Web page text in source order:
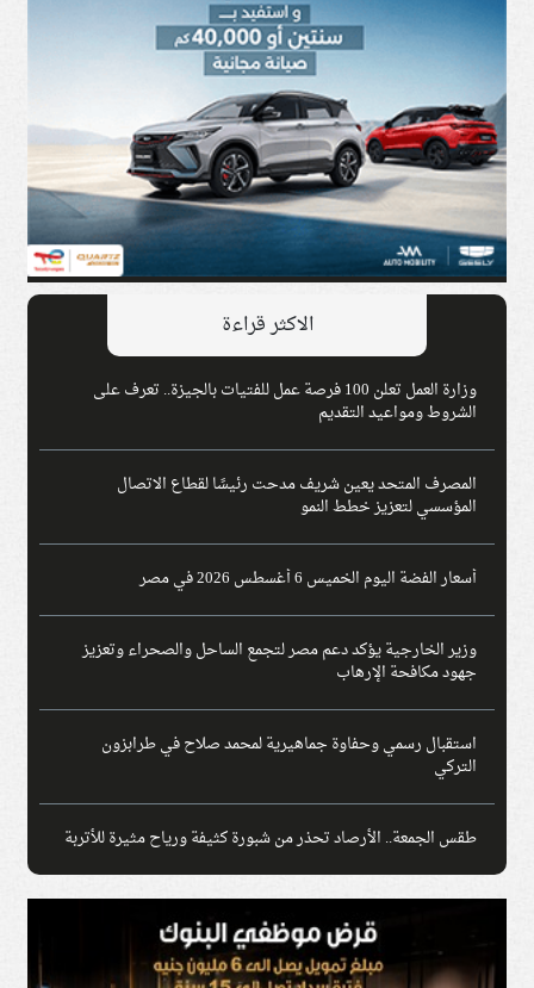
الاكثر قراءة
وزارة العمل تعلن 100 فرصة عمل للفتيات بالجيزة.. تعرف على
الشروط ومواعيد التقديم
المصرف المتحد يعين شريف مدحت رئيسًا لقطاع الاتصال
المؤسسي لتعزيز خطط النمو
أسعار الفضة اليوم الخميس 6 أغسطس 2026 في مصر
وزير الخارجية يؤكد دعم مصر لتجمع الساحل والصحراء وتعزيز
جهود مكافحة الإرهاب
استقبال رسمي وحفاوة جماهيرية لمحمد صلاح في طرابزون
التركي
طقس الجمعة.. الأرصاد تحذر من شبورة كثيفة ورياح مثيرة للأتربة